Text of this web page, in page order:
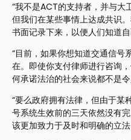
“我不是ACT的支持者，并与大
但我们在某些事情上达成共识
书面记录下来，以便人们知道
“目前，如果你想知道交通信号
在。即使你支付律师进行咨询
何承诺法治的社会来说都不是令
“要么政府拥有法律，但由于某
号系统生效前的三天依然没有
该更加致力于及时和明确的立